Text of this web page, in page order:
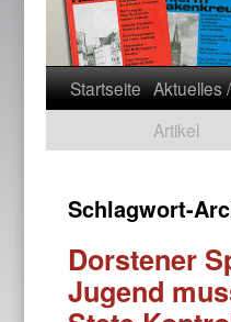
Startseite Aktuelles
Artikel
Schlagwort-
Dorstener
Jugend